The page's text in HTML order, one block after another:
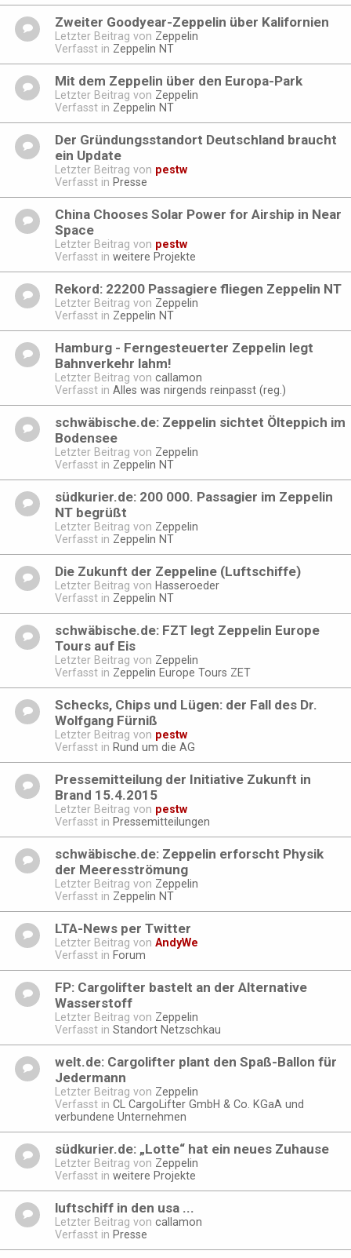
Zweiter Goodyear-Zeppelin über Kalifornien
Letzter Beitrag von Zeppelin
Verfasst in Zeppelin NT
Mit dem Zeppelin über den Europa-Park
Letzter Beitrag von Zeppelin
Verfasst in Zeppelin NT
Der Gründungsstandort Deutschland braucht
ein Update
Letzter Beitrag von pestw
Verfasst in Presse
China Chooses Solar Power for Airship in Near
Space
Letzter Beitrag von pestw
Verfasst in weitere Projekte
Rekord: 22200 Passagiere fliegen Zeppelin NT
Letzter Beitrag von Zeppelin
Verfasst in Zeppelin NT
Hamburg - Ferngesteuerter Zeppelin legt
Bahnverkehr lahm!
Letzter Beitrag von callamon
Verfasst in Alles was nirgends reinpasst (reg.)
schwäbische.de: Zeppelin sichtet Ölteppich im
Bodensee
Letzter Beitrag von Zeppelin
Verfasst in Zeppelin NT
südkurier.de: 200 000. Passagier im Zeppelin
NT begrüßt
Letzter Beitrag von Zeppelin
Verfasst in Zeppelin NT
Die Zukunft der Zeppeline (Luftschiffe)
Letzter Beitrag von Hasseroeder
Verfasst in Zeppelin NT
schwäbische.de: FZT legt Zeppelin Europe
Tours auf Eis
Letzter Beitrag von Zeppelin
Verfasst in Zeppelin Europe Tours ZET
Schecks, Chips und Lügen: der Fall des Dr.
Wolfgang Fürniß
Letzter Beitrag von pestw
Verfasst in Rund um die AG
Pressemitteilung der Initiative Zukunft in
Brand 15.4.2015
Letzter Beitrag von pestw
Verfasst in Pressemitteilungen
schwäbische.de: Zeppelin erforscht Physik
der Meeresströmung
Letzter Beitrag von Zeppelin
Verfasst in Zeppelin NT
LTA-News per Twitter
Letzter Beitrag von AndyWe
Verfasst in Forum
FP: Cargolifter bastelt an der Alternative
Wasserstoff
Letzter Beitrag von Zeppelin
Verfasst in Standort Netzschkau
welt.de: Cargolifter plant den Spaß-Ballon für
Jedermann
Letzter Beitrag von Zeppelin
Verfasst in CL CargoLifter GmbH & Co. KGaA und
verbundene Unternehmen
südkurier.de: „Lotte“ hat ein neues Zuhause
Letzter Beitrag von Zeppelin
Verfasst in weitere Projekte
luftschiff in den usa ...
Letzter Beitrag von callamon
Verfasst in Presse